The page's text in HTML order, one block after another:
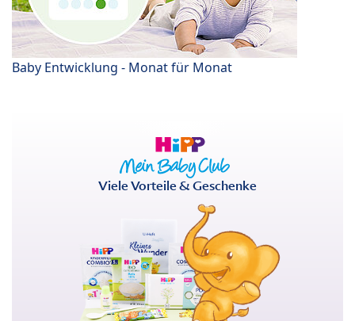
Baby Entwicklung - Monat für Monat
Viele Vorteile & Geschenke